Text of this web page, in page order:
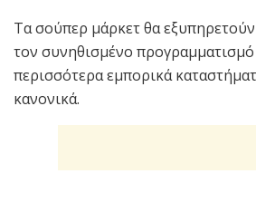
Τα σούπερ μάρκετ θα
τον συνηθισμένο
περισσότερα εμπορικά
κανονικά.